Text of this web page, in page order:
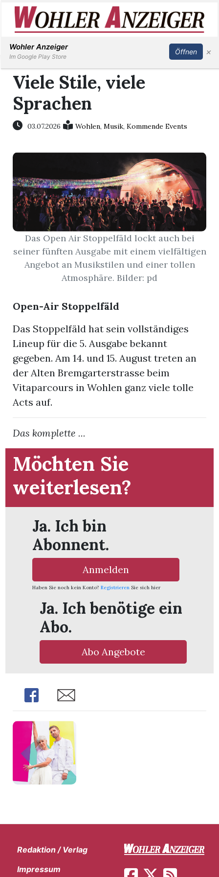
Immobilien
Veranstaltungen
Stellen
E-
Paper
Newsletter
App
Inserieren Abonnieren Anmelden
Viele Stile, viele
Sprachen
03.07.2026 Wohlen,Musik,Kommende Events
Das Open Air Stoppelfäld lockt auch bei
seiner fünften Ausgabe mit einem vielfältigen
Angebot an Musikstilen und einer tollen
Atmosphäre. Bilder: pd
Open-Air Stoppelfäld
Das Stoppelfäld hat sein vollständiges
Lineup für die 5. Ausgabe bekannt
gegeben. Am 14. und 15. August treten an
der Alten Bremgarterstrasse beim
Vitaparcours in Wohlen ganz viele tolle
Acts auf.
Das komplette ...
Möchten Sie
weiterlesen?
Ja. Ich bin
Abonnent.
Anmelden
Haben Sie noch kein Konto? Registrieren Sie sich hier
Ja. Ich benötige ein
Abo.
Abo Angebote
Share Share
Redaktion / Verlag
Impressum
Wohler Anzeiger
Im Google Play Store
Öffnen ×